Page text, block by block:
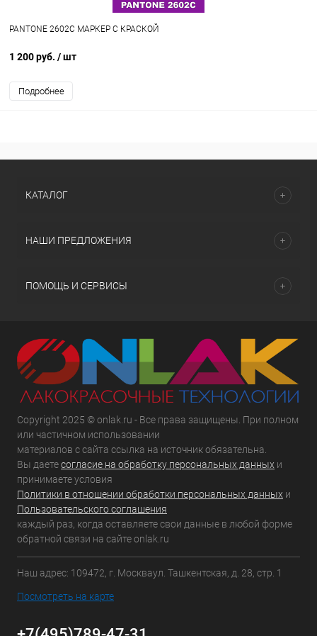
PANTONE 2602C МАРКЕР С КРАСКОЙ
1 200 руб. / шт
Подробнее
КАТАЛОГ
НАШИ ПРЕДЛОЖЕНИЯ
ПОМОЩЬ И СЕРВИСЫ
Copyright 2025 © onlak.ru - Все права защищены. При полном
или частичном использовании
материалов с сайта ссылка на источник обязательна.
Вы даетесогласие на обработку персональных данных и
принимаете условия
Политики в отношении обработки персональных данных и
Пользовательского соглашения
каждый раз, когда оставляете свои данные в любой форме
обратной связи на сайте onlak.ru
Наш адрес: 109472, г. Москваул. Ташкентская, д. 28, стр. 1
Посмотреть на карте